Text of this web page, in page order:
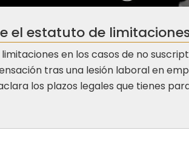
el estatuto de
en los casos de no
tras una lesión laboral en
los plazos legales que tienes